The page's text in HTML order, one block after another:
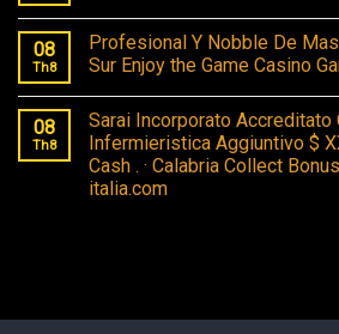
08
Th8
Profesional Y Nobble De
Sur Enjoy the Game Casino
08
Th8
Sarai Incorporato Accreditato
Infermieristica Aggiuntivo $
Cash . · Calabria Collect
italia.com